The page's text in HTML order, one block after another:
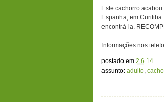
Este cachorro
Espanha, em
encontrá-la.
Informações nos
postado em 2.6.14
assunto: adulto